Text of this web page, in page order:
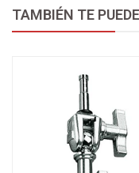
TAMBIÉN TE